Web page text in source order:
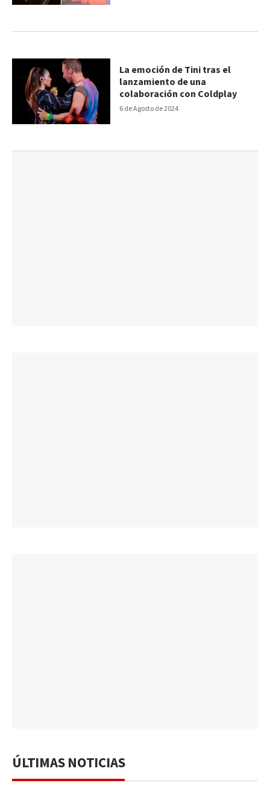
6 de Agosto de 2024
La emoción de Tini tras el
lanzamiento de una
colaboración con Coldplay
ÚLTIMAS NOTICIAS